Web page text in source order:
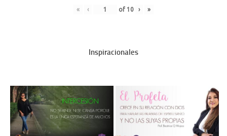
« ‹ of 10 › »
Inspiracionales